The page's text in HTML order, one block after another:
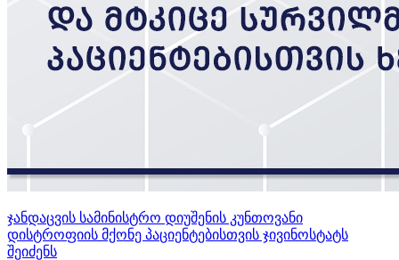
ჯანდაცვის სამინისტრო დიუშენის კუნთოვანი
დისტროფიის მქონე პაციენტებისთვის ჯივინოსტატს
შეიძენს